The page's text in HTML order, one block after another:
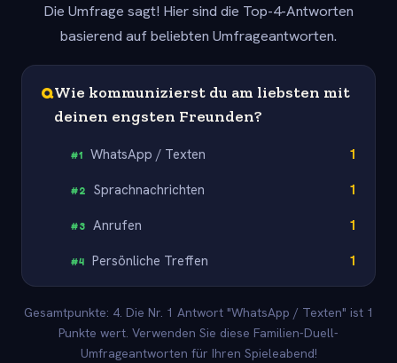
Die Umfrage sagt! Hier sind die Top-4-Antworten
basierend auf beliebten Umfrageantworten.
QWie kommunizierst du am liebsten mit
deinen engsten Freunden?
#1 WhatsApp / Texten 1
#2 Sprachnachrichten 1
#3 Anrufen 1
#4 Persönliche Treffen 1
Gesamtpunkte: 4. Die Nr. 1 Antwort "WhatsApp / Texten" ist 1
Punkte wert. Verwenden Sie diese Familien-Duell-
Umfrageantworten für Ihren Spieleabend!